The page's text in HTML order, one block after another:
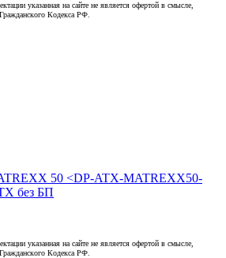
указанная на сайте не является офертой в смысле,
Кодекса РФ.
50 <DP-ATX-MATREXX50-
без БП
указанная на сайте не является офертой в смысле,
Кодекса РФ.